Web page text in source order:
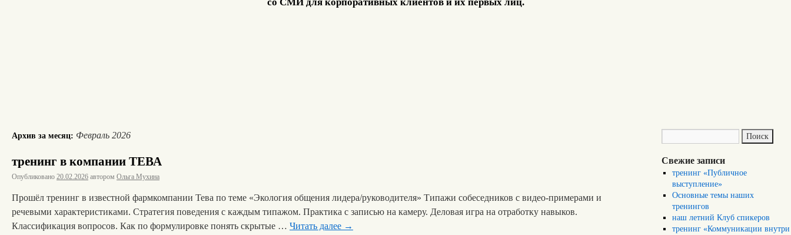
Архив за месяц: Февраль 2026
тренинг в компании ТЕВА
Опубликовано 20.02.2026 автором Ольга Мухина
Прошёл тренинг в известной фармкомпании Тева по теме «Экология общения лидера/руководителя» Типажи собеседников с видео-примерами и
речевыми характеристиками. Стратегия поведения с каждым типажом. Практика с записью на камеру. Деловая игра на отработку навыков.
Классификация вопросов. Как по формулировке понять скрытые … Читать далее →
Свежие записи
тренинг «Публичное
выступление»
Основные темы наших
тренингов
наш летний Клуб спикеров
тренинг «Коммуникации внутри